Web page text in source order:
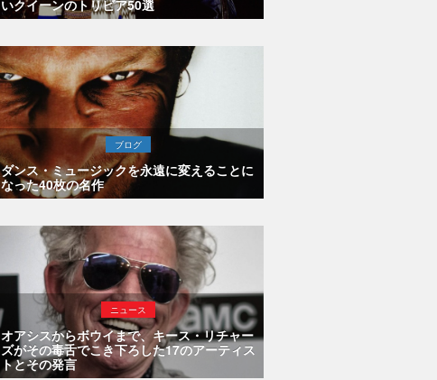
いクイーンのトリビア50選
ブログ
ダンス・ミュージックを永遠に変えることに
なった40枚の名作
ニュース
オアシスからボウイまで、キース・リチャー
ズがその毒舌でこき下ろした17のアーティス
トとその発言